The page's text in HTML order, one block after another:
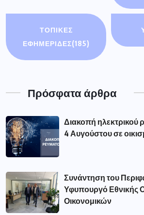
ΤΟΠΙΚΕΣ
ΕΦΗΜΕΡΙΔΕΣ(185)
Πρόσφατα άρθρα
Διακοπή ηλεκτρικού
4 Αυγούστου σε
Συνάντηση του
Υφυπουργό Εθνικής
Οικονομικών